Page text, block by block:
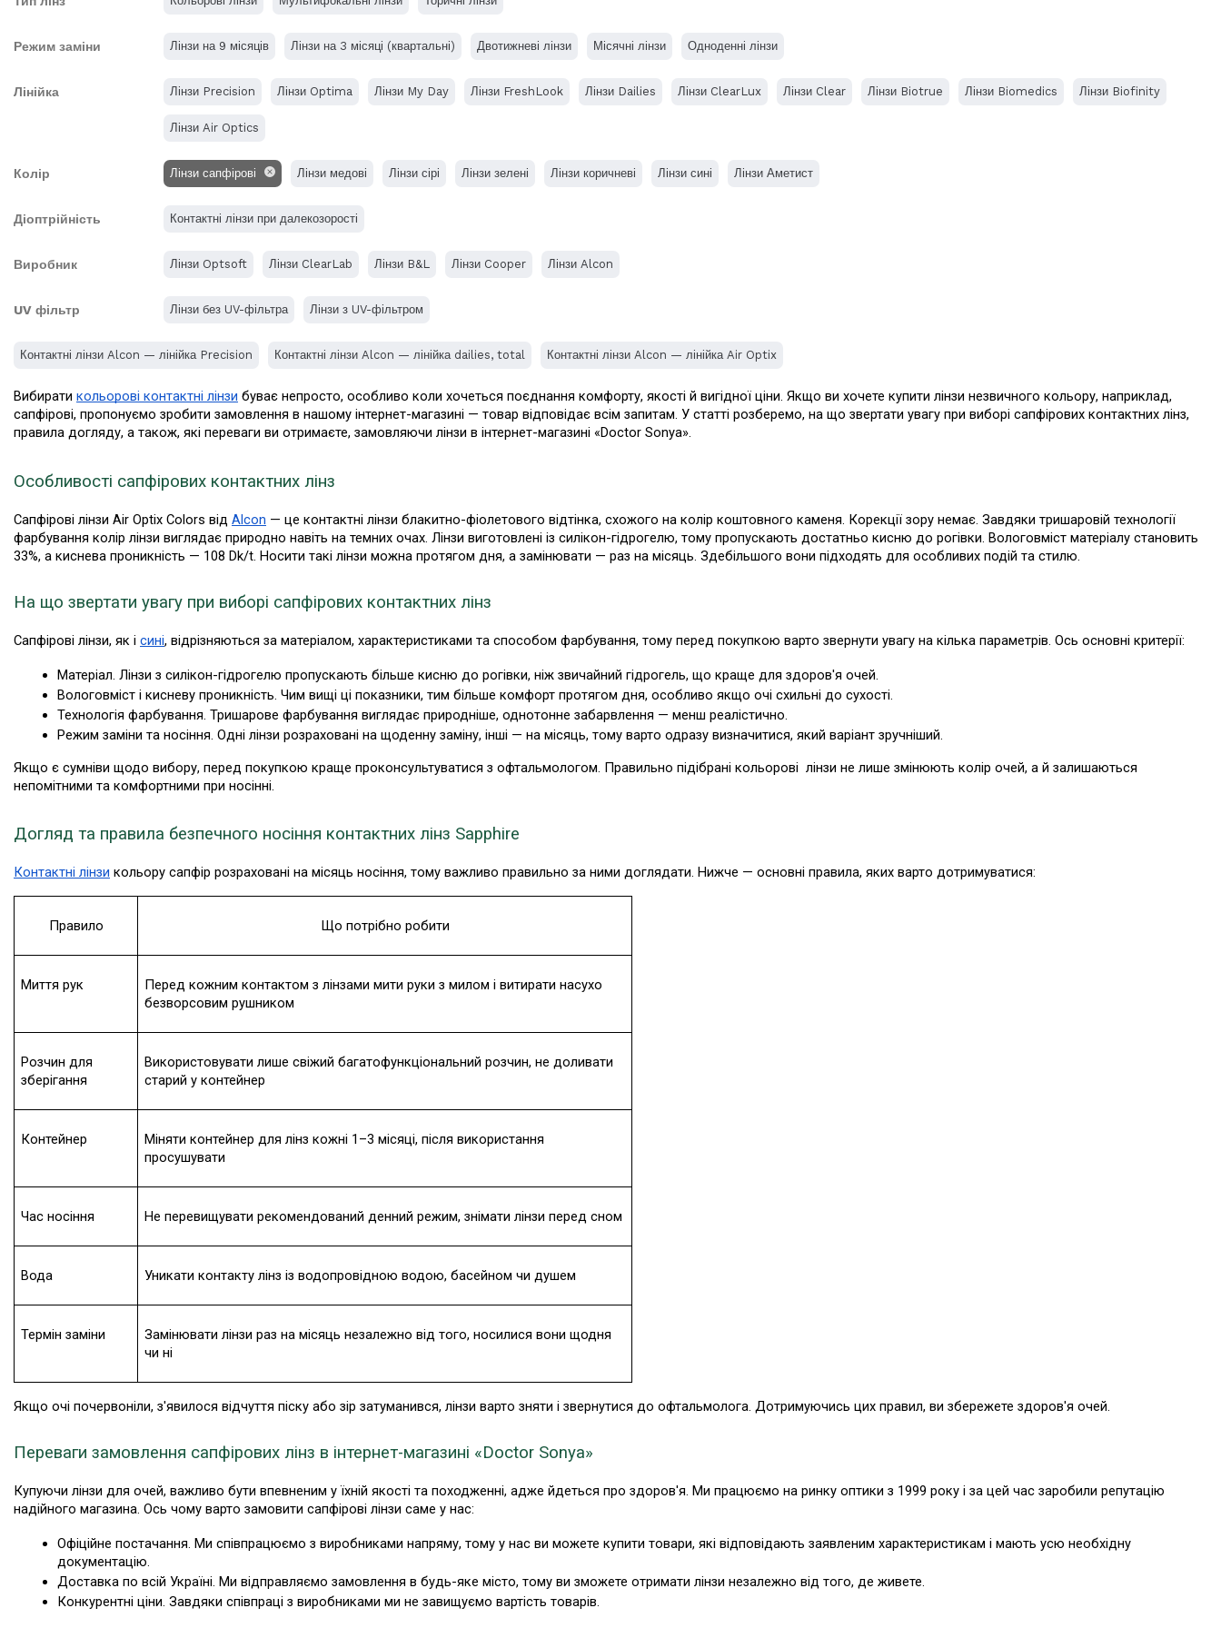
Режим заміни Лінзи на 9 місяців Лінзи на 3 місяці (квартальні) Двотижневі лінзи Місячні лінзи Одноденні лінзи
Лінійка Лінзи Precision Лінзи Optima Лінзи My Day Лінзи FreshLook Лінзи Dailies Лінзи ClearLux Лінзи Clear Лінзи Biotrue Лінзи Biomedics Лінзи Biofinity
Лінзи Air Optics
Колір Лінзи сапфірові Лінзи медові Лінзи сірі Лінзи зелені Лінзи коричневі Лінзи сині Лінзи Аметист
Діоптрійність Контактні лінзи при далекозорості
Виробник Лінзи Optsoft Лінзи ClearLab Лінзи B&L Лінзи Cooper Лінзи Alcon
UV фільтр Лінзи без UV-фільтра Лінзи з UV-фільтром
Контактні лінзи Alcon — лінійка Precision Контактні лінзи Alcon — лінійка dailies, total Контактні лінзи Alcon — лінійка Air Optix
Вибирати кольорові контактні лінзи буває непросто, особливо коли хочеться поєднання комфорту, якості й вигідної ціни. Якщо ви хочете купити лінзи незвичного кольору, наприклад,
сапфірові, пропонуємо зробити замовлення в нашому інтернет-магазині — товар відповідає всім запитам. У статті розберемо, на що звертати увагу при виборі сапфірових контактних лінз,
правила догляду, а також, які переваги ви отримаєте, замовляючи лінзи в інтернет-магазині «Doctor Sonya».
Особливості сапфірових контактних лінз
Сапфірові лінзи Air Optix Colors від Alcon — це контактні лінзи блакитно-фіолетового відтінка, схожого на колір коштовного каменя. Корекції зору немає. Завдяки тришаровій технології
фарбування колір лінзи виглядає природно навіть на темних очах. Лінзи виготовлені із силікон-гідрогелю, тому пропускають достатньо кисню до рогівки. Вологовміст матеріалу становить
33%, а киснева проникність — 108 Dk/t. Носити такі лінзи можна протягом дня, а замінювати — раз на місяць. Здебільшого вони підходять для особливих подій та стилю.
На що звертати увагу при виборі сапфірових контактних лінз
Сапфірові лінзи, як і сині, відрізняються за матеріалом, характеристиками та способом фарбування, тому перед покупкою варто звернути увагу на кілька параметрів. Ось основні критерії:
Матеріал. Лінзи з силікон-гідрогелю пропускають більше кисню до рогівки, ніж звичайний гідрогель, що краще для здоров'я очей.
Вологовміст і кисневу проникність. Чим вищі ці показники, тим більше комфорт протягом дня, особливо якщо очі схильні до сухості.
Технологія фарбування. Тришарове фарбування виглядає природніше, однотонне забарвлення — менш реалістично.
Режим заміни та носіння. Одні лінзи розраховані на щоденну заміну, інші — на місяць, тому варто одразу визначитися, який варіант зручніший.
Якщо є сумніви щодо вибору, перед покупкою краще проконсультуватися з офтальмологом. Правильно підібрані кольорові  лінзи не лише змінюють колір очей, а й залишаються
непомітними та комфортними при носінні.
Догляд та правила безпечного носіння контактних лінз Sapphire
Контактні лінзи кольору сапфір розраховані на місяць носіння, тому важливо правильно за ними доглядати. Нижче — основні правила, яких варто дотримуватися:
Правило Що потрібно робити
Миття рук
Перед кожним контактом з лінзами мити руки з милом і витирати насухо
безворсовим рушником
Розчин для
зберігання
Використовувати лише свіжий багатофункціональний розчин, не доливати
старий у контейнер
Контейнер
Міняти контейнер для лінз кожні 1–3 місяці, після використання
просушувати
Час носіння Не перевищувати рекомендований денний режим, знімати лінзи перед сном
Вода Уникати контакту лінз із водопровідною водою, басейном чи душем
Термін заміни
Замінювати лінзи раз на місяць незалежно від того, носилися вони щодня
чи ні
Якщо очі почервоніли, з'явилося відчуття піску або зір затуманився, лінзи варто зняти і звернутися до офтальмолога. Дотримуючись цих правил, ви збережете здоров'я очей.
Переваги замовлення сапфірових лінз в інтернет-магазині «Doctor Sonya»
Купуючи лінзи для очей, важливо бути впевненим у їхній якості та походженні, адже йдеться про здоров'я. Ми працюємо на ринку оптики з 1999 року і за цей час заробили репутацію
надійного магазина. Ось чому варто замовити сапфірові лінзи саме у нас:
Офіційне постачання. Ми співпрацюємо з виробниками напряму, тому у нас ви можете купити товари, які відповідають заявленим характеристикам і мають усю необхідну
документацію.
Доставка по всій Україні. Ми відправляємо замовлення в будь-яке місто, тому ви зможете отримати лінзи незалежно від того, де живете.
Конкурентні ціни. Завдяки співпраці з виробниками ми не завищуємо вартість товарів.